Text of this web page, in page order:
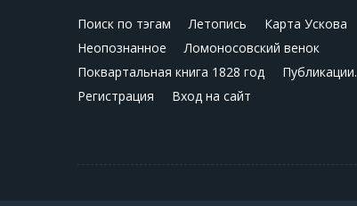
Поиск по тэгам Летопись
Карта Ускова
Неопознанное
Ломоносовский венок
Поквартальная книга 1828 год
Публикации.
Регистрация
Вход на сайт